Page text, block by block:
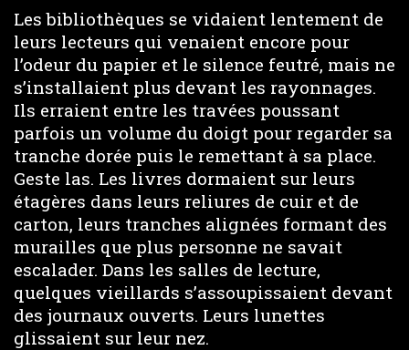
Les bibliothèques se vidaient lentement de
leurs lecteurs qui venaient encore pour
l’odeur du papier et le silence feutré, mais ne
s’installaient plus devant les rayonnages.
Ils erraient entre les travées poussant
parfois un volume du doigt pour regarder sa
tranche dorée puis le remettant à sa place.
Geste las. Les livres dormaient sur leurs
étagères dans leurs reliures de cuir et de
carton, leurs tranches alignées formant des
murailles que plus personne ne savait
escalader. Dans les salles de lecture,
quelques vieillards s’assoupissaient devant
des journaux ouverts. Leurs lunettes
glissaient sur leur nez.